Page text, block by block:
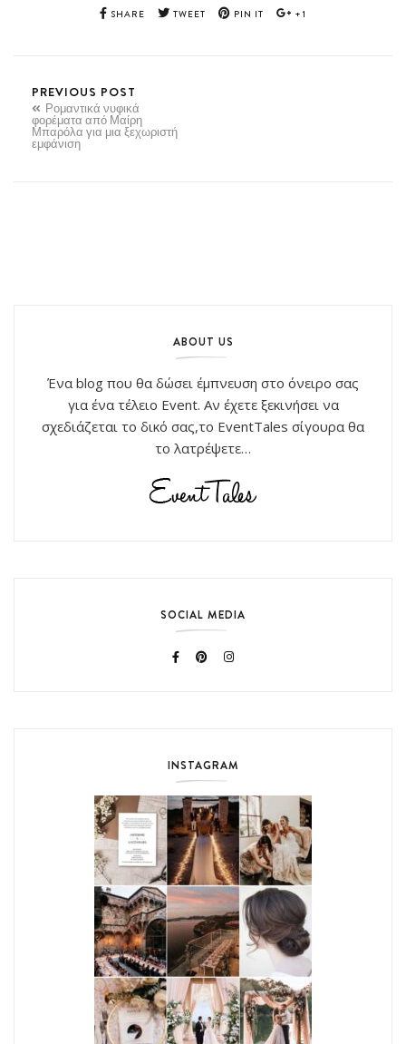
SHARE TWEET PIN IT +1
PREVIOUS POST
Ρομαντικά νυφικά
φορέματα από Μαίρη
Μπαρόλα για μια ξεχωριστή
εμφάνιση
ABOUT US
Ένα blog που θα δώσει έμπνευση στο όνειρο σας
για ένα τέλειο Event. Αν έχετε ξεκινήσει να
σχεδιάζεται το δικό σας,το EventTales σίγουρα θα
το λατρέψετε…
SOCIAL MEDIA
INSTAGRAM